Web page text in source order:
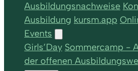
Ausbildungsnachweise
Ausbildung kursm.app
Events
Girls’Day Sommercamp -
der offenen